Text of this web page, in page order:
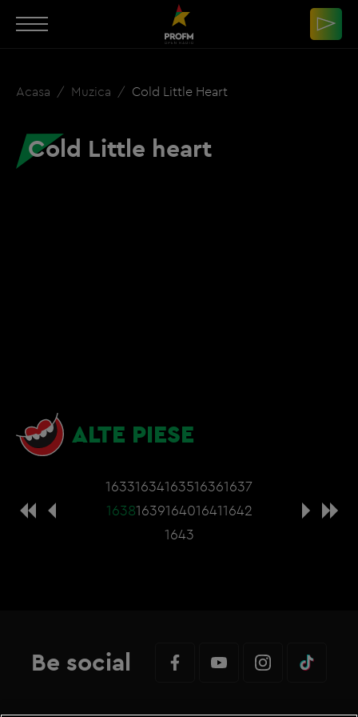
Acasa Muzica Cold Little Heart
Cold Little heart
ALTE PIESE
16331634163516361637
16381639164016411642
1643
Be social